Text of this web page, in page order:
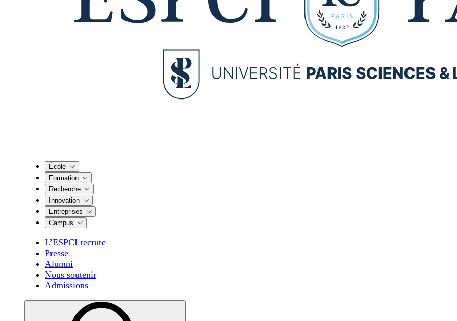
École
Formation
Recherche
Innovation
Entreprises
Campus
L’ESPCI recrute
Presse
Alumni
Nous soutenir
Admissions